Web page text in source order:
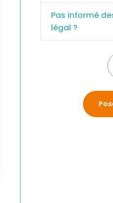
Pas informé
légal ?